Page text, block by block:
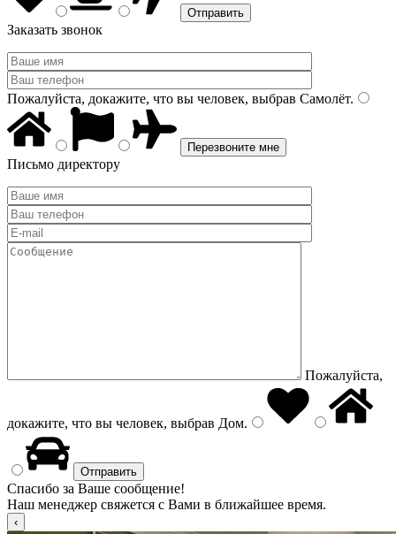
Заказать звонок
Пожалуйста, докажите, что вы человек, выбрав Самолёт.
Письмо директору
Пожалуйста,
докажите, что вы человек, выбрав Дом.
Спасибо за Ваше сообщение!
Наш менеджер свяжется с Вами в ближайшее время.